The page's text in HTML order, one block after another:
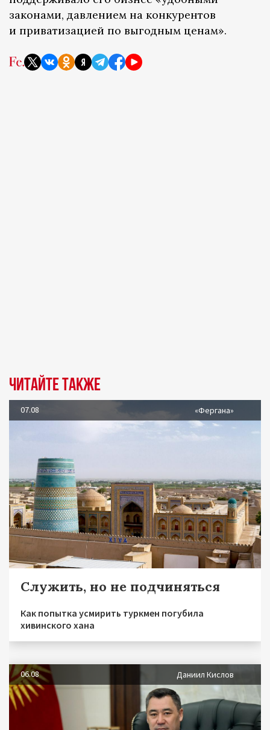
законами, давлением на конкурентов
и приватизацией по выгодным ценам».
Читайте также
07.08 «Фергана»
Служить, но не подчиняться
Как попытка усмирить туркмен погубила
хивинского хана
06.08 Даниил Кислов